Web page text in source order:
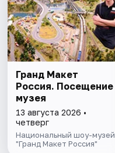
Гранд Макет
Россия. Посещение
музея
13 августа 2026 •
четверг
Национальный шоу-музей
"Гранд Макет Россия"